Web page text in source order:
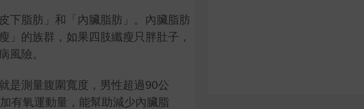
下脂肪」和「內臟脂肪」。內臟脂肪
」的族群，如果四肢纖瘦只胖肚子，
風險。
是測量腹圍寬度，男性超過90公
有氧運動量，能幫助減少內臟脂